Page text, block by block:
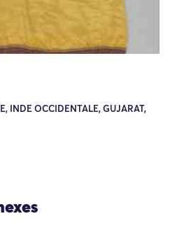
INDE OCCIDENTALE, GUJARAT,